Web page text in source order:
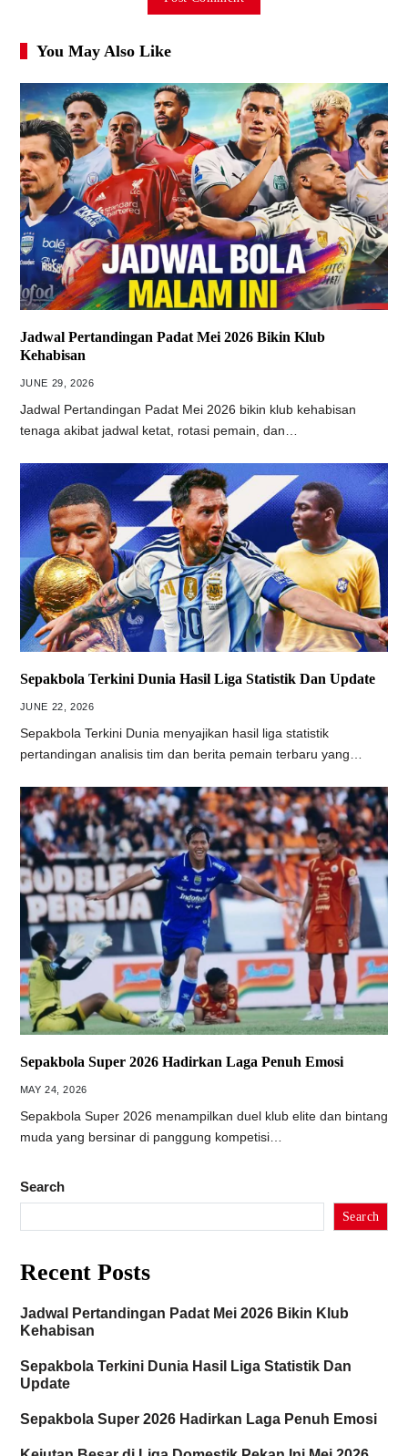
You May Also Like
Jadwal Pertandingan Padat Mei 2026 Bikin Klub
Kehabisan
JUNE 29, 2026
Jadwal Pertandingan Padat Mei 2026 bikin klub kehabisan
tenaga akibat jadwal ketat, rotasi pemain, dan…
Sepakbola Terkini Dunia Hasil Liga Statistik Dan Update
JUNE 22, 2026
Sepakbola Terkini Dunia menyajikan hasil liga statistik
pertandingan analisis tim dan berita pemain terbaru yang…
Sepakbola Super 2026 Hadirkan Laga Penuh Emosi
MAY 24, 2026
Sepakbola Super 2026 menampilkan duel klub elite dan bintang
muda yang bersinar di panggung kompetisi…
Search
Search
Recent Posts
Jadwal Pertandingan Padat Mei 2026 Bikin Klub
Kehabisan
Sepakbola Terkini Dunia Hasil Liga Statistik Dan
Update
Sepakbola Super 2026 Hadirkan Laga Penuh Emosi